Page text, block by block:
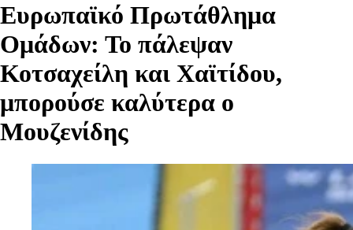
Ευρωπαϊκό Πρωτάθλημα
Ομάδων: Το πάλεψαν
Κοτσαχείλη και Χαϊτίδου,
μπορούσε καλύτερα ο
Μουζενίδης